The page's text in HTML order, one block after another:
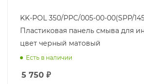
KK-POL 350/PPC/005-00-00(SPP/
Пластиковая панель смыва для
цвет черный матовый
Есть в наличии
5 750 ₽